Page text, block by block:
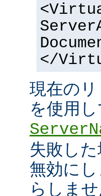
</
現在の
を使用
失敗し
無効に
らしま